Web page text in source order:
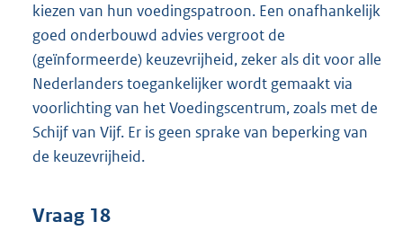
kiezen van hun voedingspatroon. Een onafhankelijk
goed onderbouwd advies vergroot de
(geïnformeerde) keuzevrijheid, zeker als dit voor alle
Nederlanders toegankelijker wordt gemaakt via
voorlichting van het Voedingscentrum, zoals met de
Schijf van Vijf. Er is geen sprake van beperking van
de keuzevrijheid.
Vraag 18